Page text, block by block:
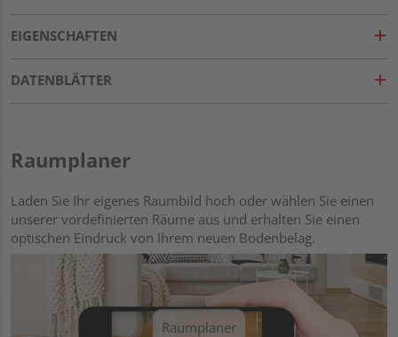
EIGENSCHAFTEN
DATENBLÄTTER
Raumplaner
Laden Sie Ihr eigenes Raumbild hoch oder wählen Sie einen
unserer vordefinierten Räume aus und erhalten Sie einen
optischen Eindruck von Ihrem neuen Bodenbelag.
Raumplaner